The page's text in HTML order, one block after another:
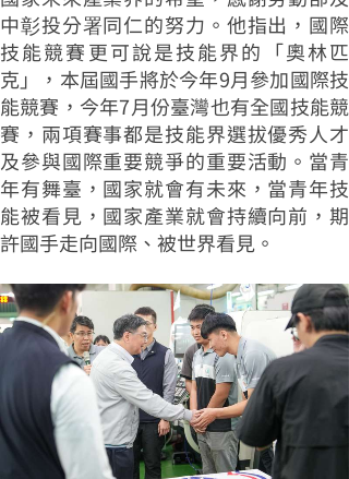
中彰投分署同仁的努力。他指出，國際
技能競賽更可說是技能界的「奧林匹
克」，本屆國手將於今年9月參加國際技
能競賽，今年7月份臺灣也有全國技能競
賽，兩項賽事都是技能界選拔優秀人才
及參與國際重要競爭的重要活動。當青
年有舞臺，國家就會有未來，當青年技
能被看見，國家產業就會持續向前，期
許國手走向國際、被世界看見。